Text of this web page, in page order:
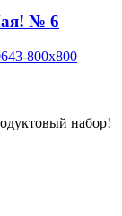
№ 6
набор!